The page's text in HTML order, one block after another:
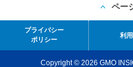
ペー
プライバシー
ポリシー
利
Copyright © 2026 GMO